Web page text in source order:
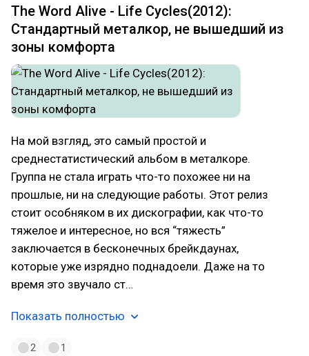
The Word Alive - Life Cycles(2012):
Стандартный металкор, не вышедший из
зоны комфорта
На мой взгляд, это самый простой и
среднестатистический альбом в металкоре.
Группа не стала играть что-то похожее ни на
прошлые, ни на следующие работы. Этот релиз
стоит особняком в их дискографии, как что-то
тяжелое и интересное, но вся “тяжесть”
заключается в бесконечных брейкдаунах,
которые уже изрядно поднадоели. Даже на то
время это звучало ст…
Показать полностью
2 1